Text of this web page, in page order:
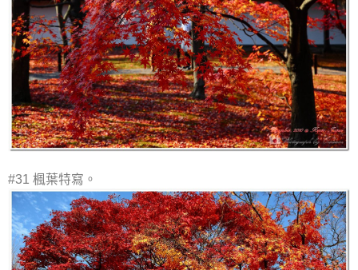
#31 楓葉特寫。